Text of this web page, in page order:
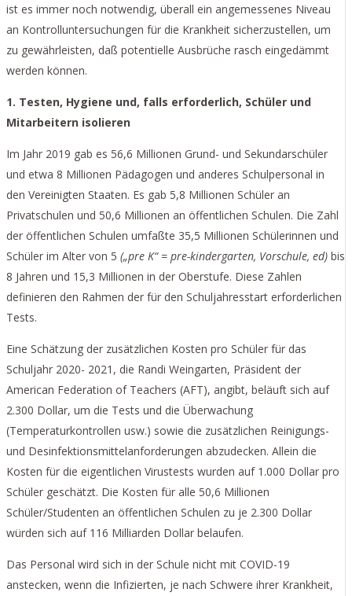
ist es immer noch notwendig, überall ein angemessenes Niveau
an Kontrolluntersuchungen für die Krankheit sicherzustellen, um
zu gewährleisten, daß potentielle Ausbrüche rasch eingedämmt
werden können.
1. Testen, Hygiene und, falls erforderlich, Schüler und
Mitarbeitern isolieren
Im Jahr 2019 gab es 56,6 Millionen Grund- und Sekundarschüler
und etwa 8 Millionen Pädagogen und anderes Schulpersonal in
den Vereinigten Staaten. Es gab 5,8 Millionen Schüler an
Privatschulen und 50,6 Millionen an öffentlichen Schulen. Die Zahl
der öffentlichen Schulen umfaßte 35,5 Millionen Schülerinnen und
Schüler im Alter von 5 („pre K“ = pre-kindergarten, Vorschule, ed) bis
8 Jahren und 15,3 Millionen in der Oberstufe. Diese Zahlen
definieren den Rahmen der für den Schuljahresstart erforderlichen
Tests.
Eine Schätzung der zusätzlichen Kosten pro Schüler für das
Schuljahr 2020- 2021, die Randi Weingarten, Präsident der
American Federation of Teachers (AFT), angibt, beläuft sich auf
2.300 Dollar, um die Tests und die Überwachung
(Temperaturkontrollen usw.) sowie die zusätzlichen Reinigungs-
und Desinfektionsmittelanforderungen abzudecken. Allein die
Kosten für die eigentlichen Virustests wurden auf 1.000 Dollar pro
Schüler geschätzt. Die Kosten für alle 50,6 Millionen
Schüler/Studenten an öffentlichen Schulen zu je 2.300 Dollar
würden sich auf 116 Milliarden Dollar belaufen.
Das Personal wird sich in der Schule nicht mit COVID-19
anstecken, wenn die Infizierten, je nach Schwere ihrer Krankheit,